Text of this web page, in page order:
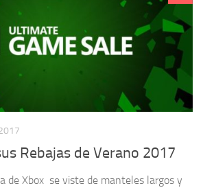
Rebajas de Verano 2017
de Xbox se viste de manteles largos y